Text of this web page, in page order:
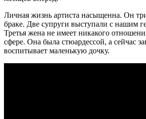
Личная жизнь артиста насыщенна. Он
браке. Две супруги выступали с нашим
Третья жена не имеет никакого
сфере. Она была стюардессой, а сейчас
воспитывает маленькую дочку.